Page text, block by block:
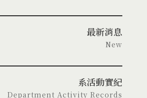
最新消息
New
系活動實紀
Department Activity Records